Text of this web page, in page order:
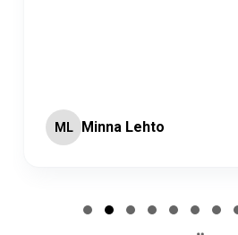
ML Minna Lehto